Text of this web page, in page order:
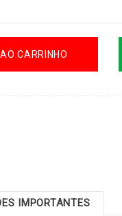
CARRINHO
IMPORTANTES